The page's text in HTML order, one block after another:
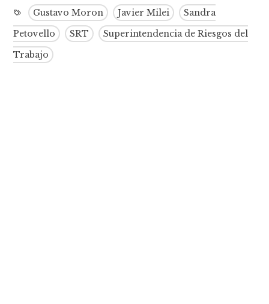
Gustavo Moron Javier Milei
Sandra
Petovello
SRT
Superintendencia de Riesgos del
Trabajo